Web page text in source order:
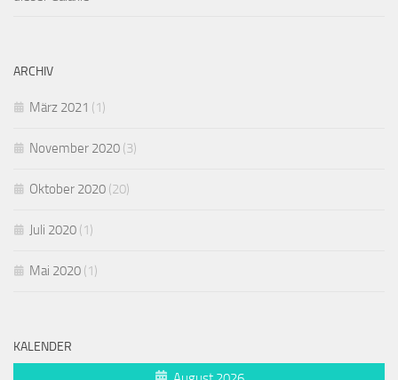
ARCHIV
März 2021 (1)
November 2020 (3)
Oktober 2020 (20)
Juli 2020 (1)
Mai 2020 (1)
KALENDER